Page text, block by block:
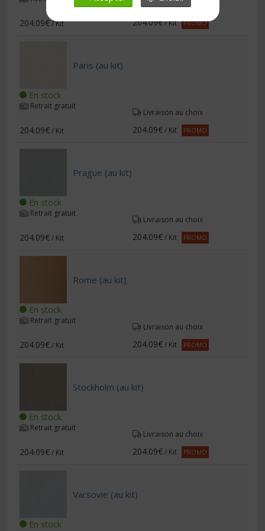
Livraison au choix
204.09€/ Kit 204.09€/ Kit PROMO
Paris (au kit)
En stock
Retrait gratuit
Livraison au choix
204.09€/ Kit 204.09€/ Kit PROMO
Prague (au kit)
En stock
Retrait gratuit
Livraison au choix
204.09€/ Kit 204.09€/ Kit PROMO
Rome (au kit)
En stock
Retrait gratuit
Livraison au choix
204.09€/ Kit 204.09€/ Kit PROMO
Stockholm (au kit)
En stock
Retrait gratuit
Livraison au choix
204.09€/ Kit 204.09€/ Kit PROMO
Varsovie (au kit)
En stock